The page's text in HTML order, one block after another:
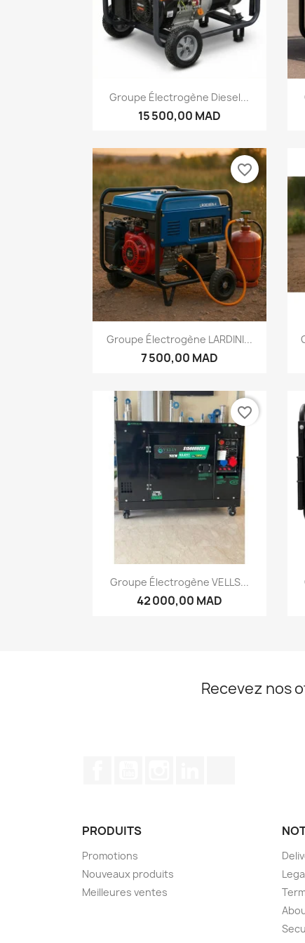
 Aperçu rapide
Groupe Électrogène Diesel...
15 500,00 MAD
Aperçu rapide
Groupe Électrogène LARDINI...
7 500,00 MAD
favorite_border
 Aperçu rapide
Groupe Électrogène VELLS...
42 000,00 MAD
favorite_border
Recevez nos
PRODUITS
Promotions
Nouveaux produits
Meilleures ventes